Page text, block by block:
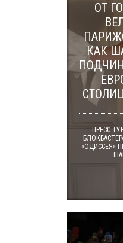
ОТ
КАК
ПРЕСС-
«ОДИССЕЯ»